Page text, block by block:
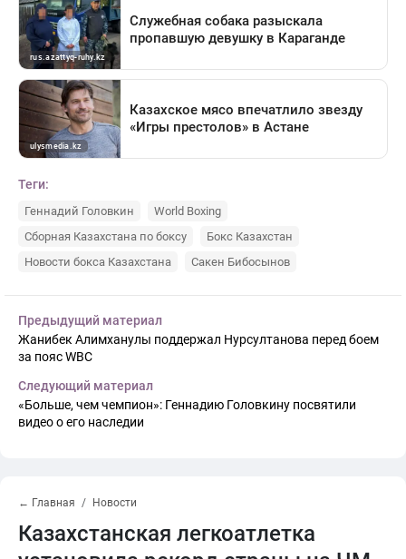
Теги:
Геннадий Головкин
World Boxing
Сборная Казахстана по боксу
Бокс Казахстан
Новости бокса Казахстана
Сакен Бибосынов
Предыдущий материал
Жанибек Алимханулы поддержал Нурсултанова перед боем
за пояс WBC
Следующий материал
«Больше, чем чемпион»: Геннадию Головкину посвятили
видео о его наследии
← Главная Новости
Казахстанская легкоатлетка